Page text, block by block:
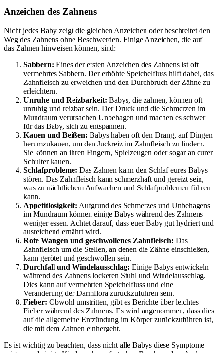
Anzeichen des Zahnens
Nicht jedes Baby zeigt die gleichen Anzeichen oder beschreitet den
Weg des Zahnens ohne Beschwerden. Einige Anzeichen, die auf
das Zahnen hinweisen können, sind:
Sabbern: Eines der ersten Anzeichen des Zahnens ist oft
vermehrtes Sabbern. Der erhöhte Speichelfluss hilft dabei, das
Zahnfleisch zu erweichen und den Durchbruch der Zähne zu
erleichtern.
Unruhe und Reizbarkeit: Babys, die zahnen, können oft
unruhig und reizbar sein. Der Druck und die Schmerzen im
Mundraum verursachen Unbehagen und machen es schwer
für das Baby, sich zu entspannen.
Kauen und Beißen: Babys haben oft den Drang, auf Dingen
herumzukauen, um den Juckreiz im Zahnfleisch zu lindern.
Sie können an ihren Fingern, Spielzeugen oder sogar an eurer
Schulter kauen.
Schlafprobleme: Das Zahnen kann den Schlaf eures Babys
stören. Das Zahnfleisch kann schmerzhaft und gereizt sein,
was zu nächtlichem Aufwachen und Schlafproblemen führen
kann.
Appetitlosigkeit: Aufgrund des Schmerzes und Unbehagens
im Mundraum können einige Babys während des Zahnens
weniger essen. Achtet darauf, dass euer Baby gut hydriert und
ausreichend ernährt wird.
Rote Wangen und geschwollenes Zahnfleisch: Das
Zahnfleisch um die Stellen, an denen die Zähne einschießen,
kann gerötet und geschwollen sein.
Durchfall und Windelausschlag: Einige Babys entwickeln
während des Zahnens lockeren Stuhl und Windelausschlag.
Dies kann auf vermehrten Speichelfluss und eine
Veränderung der Darmflora zurückzuführen sein.
Fieber: Obwohl umstritten, gibt es Berichte über leichtes
Fieber während des Zahnens. Es wird angenommen, dass dies
auf die allgemeine Entzündung im Körper zurückzuführen ist,
die mit dem Zahnen einhergeht.
Es ist wichtig zu beachten, dass nicht alle Babys diese Symptome